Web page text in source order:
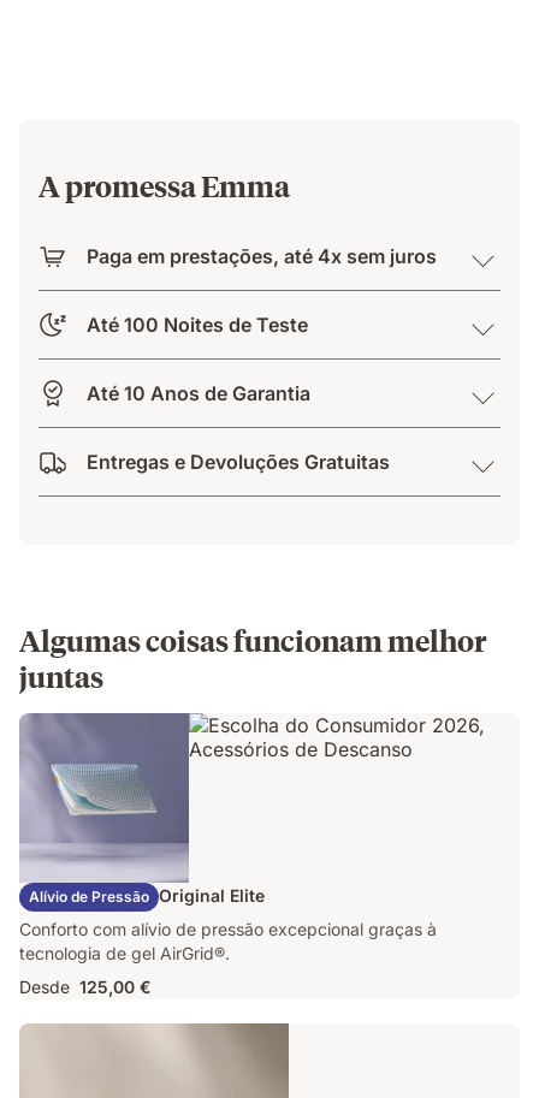
A promessa Emma
Paga em prestações, até 4x sem juros
Até 100 Noites de Teste
Até 10 Anos de Garantia
Entregas e Devoluções Gratuitas
Algumas coisas funcionam melhor
juntas
Alívio de Pressão
Almofada Emma Original Elite
Conforto com alívio de pressão excepcional graças à
tecnologia de gel AirGrid®.
Desde 125,00 €